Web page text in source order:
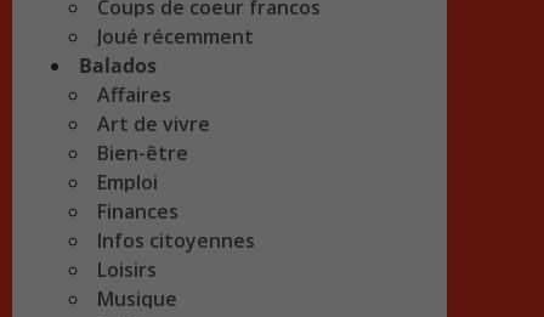
Coups de coeur francos
Joué récemment
Balados
Affaires
Art de vivre
Bien-être
Emploi
Finances
Infos citoyennes
Loisirs
Musique